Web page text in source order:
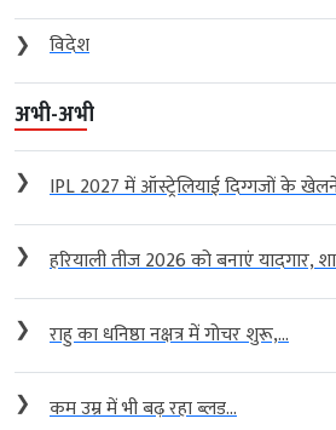
❯
विदेश
अभी-अभी
❯ IPL 2027 में ऑस्ट्रेलियाई दिग्गजों के
❯ हरियाली तीज 2026 को बनाएं यादगार,
❯ राहु का धनिष्ठा नक्षत्र में गोचर शुरू,...
❯ कम उम्र में भी बढ़ रहा ब्लड...